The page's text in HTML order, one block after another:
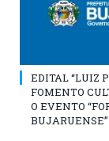
EDITAL “LUIZ
FOMENTO
O EVENTO
BUJARUENSE”